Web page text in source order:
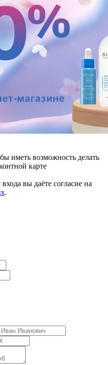
иметь возможность делать
карте
вы даёте согласие на
.